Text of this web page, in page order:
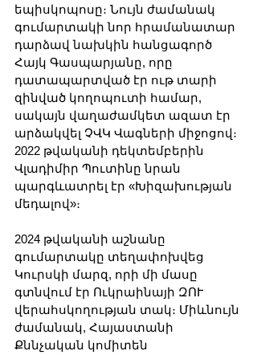
եպիսկոպոսը։ Նույն ժամանակ
գումարտակի նոր հրամանատար
դարձավ նախկին հանցագործ
Հայկ Գասպարյանը, որը
դատապարտված էր ութ տարի
զինված կողոպուտի համար,
սակայն վաղաժամկետ ազատ էր
արձակվել ՉՎԿ Վագների միջոցով։
2022 թվականի դեկտեմբերին
Վլադիմիր Պուտինը նրան
պարգևատրել էր «Խիզախության
մեդալով»։
2024 թվականի աշնանը
գումարտակը տեղափոխվեց
Կուրսկի մարզ, որի մի մասը
գտնվում էր Ուկրաինայի ԶՈՒ
վերահսկողության տակ։ Միևնույն
ժամանակ, Հայաստանի
Քննչական կոմիտեն